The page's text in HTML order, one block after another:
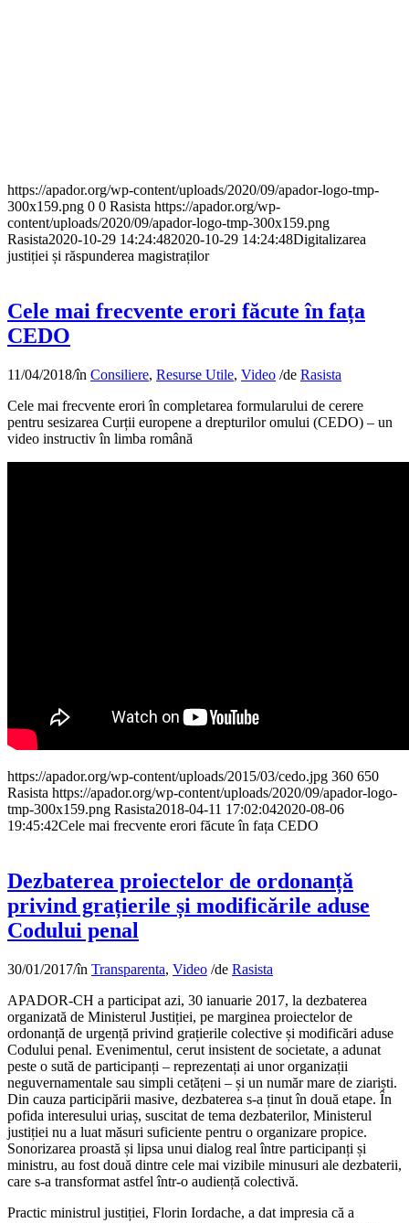
https://apador.org/wp-content/uploads/2020/09/apador-logo-tmp-
300x159.png 0 0 Rasista https://apador.org/wp-
content/uploads/2020/09/apador-logo-tmp-300x159.png
Rasista2020-10-29 14:24:482020-10-29 14:24:48Digitalizarea
justiției și răspunderea magistraților
Cele mai frecvente erori făcute în fața
CEDO
11/04/2018/în Consiliere, Resurse Utile, Video /de Rasista
Cele mai frecvente erori în completarea formularului de cerere
pentru sesizarea Curții europene a drepturilor omului (CEDO) – un
video instructiv în limba română
https://apador.org/wp-content/uploads/2015/03/cedo.jpg 360 650
Rasista https://apador.org/wp-content/uploads/2020/09/apador-logo-
tmp-300x159.png Rasista2018-04-11 17:02:042020-08-06
19:45:42Cele mai frecvente erori făcute în fața CEDO
Dezbaterea proiectelor de ordonanță
privind grațierile și modificările aduse
Codului penal
30/01/2017/în Transparenta, Video /de Rasista
APADOR-CH a participat azi, 30 ianuarie 2017, la dezbaterea
organizată de Ministerul Justiției, pe marginea proiectelor de
ordonanță de urgență privind grațierile colective și modificări aduse
Codului penal. Evenimentul, cerut insistent de societate, a adunat
peste o sută de participanți – reprezentați ai unor organizații
neguvernamentale sau simpli cetățeni – și un număr mare de ziariști.
Din cauza participării masive, dezbaterea s-a ținut în două etape. În
pofida interesului uriaș, suscitat de tema dezbaterilor, Ministerul
justiției nu a luat măsuri suficiente pentru o organizare propice.
Sonorizarea proastă și lipsa unui dialog real între participanți și
ministru, au fost două dintre cele mai vizibile minusuri ale dezbaterii,
care s-a transformat astfel într-o audiență colectivă.
Practic ministrul justiției, Florin Iordache, a dat impresia că a